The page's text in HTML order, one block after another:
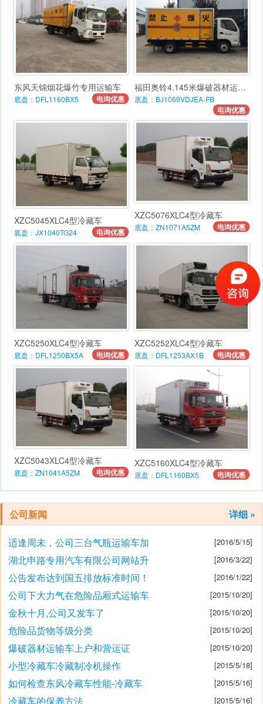
东风天锦烟花爆竹专用运输车
底盘：DFL1160BX5 电询优惠
福田奥铃4.145米爆破器材运输车
底盘：BJ1069VDJEA-FB
电询优惠
XZC5045XLC4型冷藏车
底盘：JX1040TG24 电询优惠
XZC5076XLC4型冷藏车
底盘：ZN1071A5ZM 电询优惠
XZC5250XLC4型冷藏车
底盘：DFL1250BX5A 电询优惠
XZC5252XLC4型冷藏车
底盘：DFL1253AX1B 电询优惠
XZC5043XLC4型冷藏车
底盘：ZN1041A5ZM 电询优惠
XZC5160XLC4型冷藏车
底盘：DFL1160BX5 电询优惠
公司新闻 详细 »
适逢周未，公司三台气瓶运输车加 [2016/5/15]
湖北申路专用汽车有限公司网站升 [2016/3/22]
公告发布达到国五排放标准时间！ [2016/1/22]
公司下大力气在危险品厢式运输车 [2015/10/20]
金秋十月,公司又发车了 [2015/10/20]
危险品货物等级分类 [2015/10/20]
爆破器材运输车上户和营运证 [2015/10/20]
小型冷藏车冷藏制冷机操作 [2015/5/18]
如何检查东风冷藏车性能-冷藏车 [2015/5/16]
冷藏车的保养方法 [2015/5/16]